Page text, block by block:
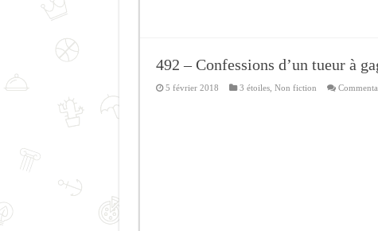
492 – Confessions d’un tueur à
5 février 2018 3 étoiles, Non fiction